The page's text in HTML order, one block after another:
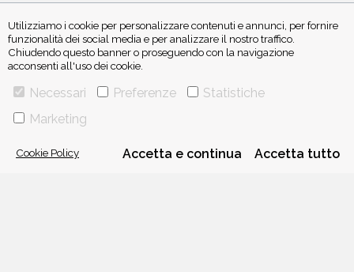
Utilizziamo i cookie per personalizzare contenuti e annunci, per fornire
funzionalità dei social media e per analizzare il nostro traffico.
Chiudendo questo banner o proseguendo con la navigazione
acconsenti all'uso dei cookie.
Necessari Preferenze
Statistiche
Marketing
Cookie Policy Accetta e continua Accetta tutto
E-MAIL:INFO@PONTEALLEGRAZIE.IT